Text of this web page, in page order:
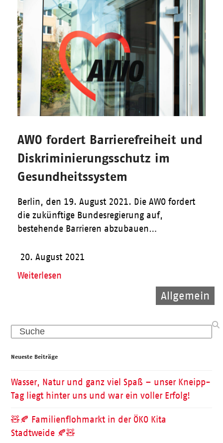
Pflege
Kinder
Allgemein
AWO fordert Barrierefreiheit und
Diskriminierungsschutz im
Gesundheitssystem
Berlin, den 19. August 2021. Die AWO fordert
die zukünftige Bundesregierung auf,
bestehende Barrieren abzubauen…
20. August 2021
Weiterlesen
Search
Neueste Beiträge
Wasser, Natur und ganz viel Spaß – unser Kneipp-
Tag liegt hinter uns und war ein voller Erfolg!
🧸🍂 Familienflohmarkt in der ÖKO Kita
Stadtweide 🍂🧸